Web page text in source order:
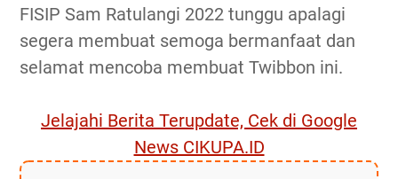
FISIP Sam Ratulangi 2022 tunggu apalagi
segera membuat semoga bermanfaat dan
selamat mencoba membuat Twibbon ini.
Jelajahi Berita Terupdate, Cek di Google
News CIKUPA.ID